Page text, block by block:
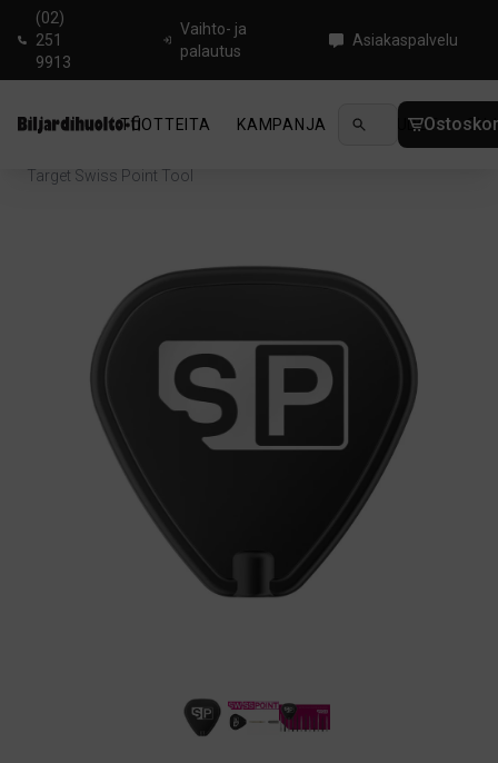
(02)
251
9913
Vaihto- ja
palautus
Asiakaspalvelu
TUOTTEITA KAMPANJA UUTUUDET
Target Swiss Point Tool